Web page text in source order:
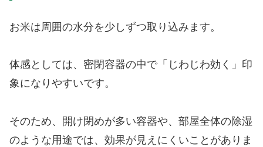
お米は周囲の水分を少しずつ取り込みます。
体感としては、密閉容器の中で「じわじわ効く」印
象になりやすいです。
そのため、開け閉めが多い容器や、部屋全体の除湿
のような用途では、効果が見えにくいことがありま